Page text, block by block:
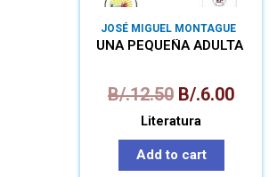
JOSÉ MIGUEL MONTAGUE
UNA PEQUEÑA ADULTA
B/.12.50 B/.6.00
Literatura
Add to cart